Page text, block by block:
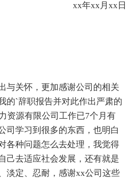
xx年xx月xx日
与关怀，更加感谢公司的相关
的`辞职报告并对此作出严肃的
资源有限公司工作已7个月有
司学习到很多的东西，也明白
各种问题怎么去处理，我觉得
己去适应社会发展，还有就是
淡定、忍耐，感谢xx公司这些